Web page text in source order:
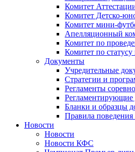
Комитет
Комитет Детско-
Комитет мини-
Апелляционный
Комитет по
Комитет по
Документы
Учредительные
Стратегии и
Регламенты
Бланки и образцы
Правила поведения
Новости
Новости
Новости КФС